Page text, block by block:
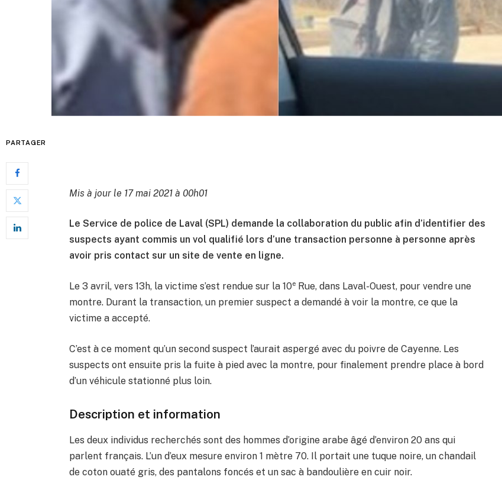
PARTAGER
Mis à jour le 17 mai 2021 à 00h01
Le Service de police de Laval (SPL) demande la collaboration du public afin d’identifier des
suspects ayant commis un vol qualifié lors d’une transaction personne à personne après
avoir pris contact sur un site de vente en ligne.
Le 3 avril, vers 13h, la victime s’est rendue sur la 10e Rue, dans Laval-Ouest, pour vendre une
montre. Durant la transaction, un premier suspect a demandé à voir la montre, ce que la
victime a accepté.
C’est à ce moment qu’un second suspect l’aurait aspergé avec du poivre de Cayenne. Les
suspects ont ensuite pris la fuite à pied avec la montre, pour finalement prendre place à bord
d’un véhicule stationné plus loin.
Description et information
Les deux individus recherchés sont des hommes d’origine arabe âgé d’environ 20 ans qui
parlent français. L’un d’eux mesure environ 1 mètre 70. Il portait une tuque noire, un chandail
de coton ouaté gris, des pantalons foncés et un sac à bandoulière en cuir noir.